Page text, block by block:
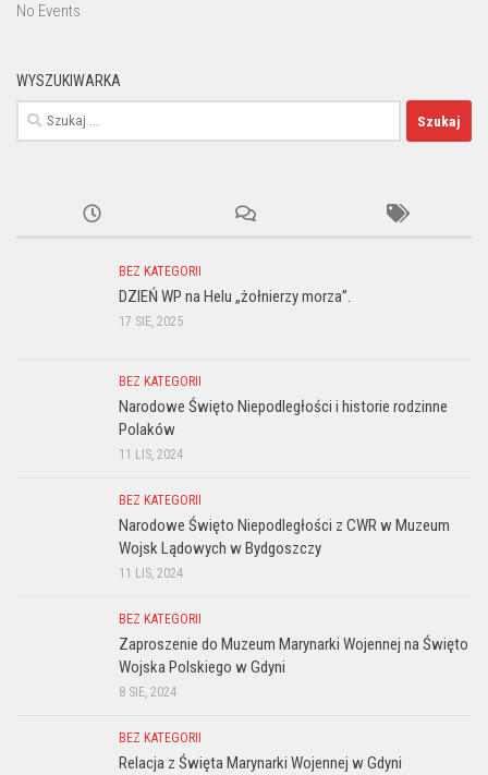
No Events
WYSZUKIWARKA
Szukaj:
BEZ KATEGORII
DZIEŃ WP na Helu „żołnierzy morza”.
17 SIE, 2025
BEZ KATEGORII
Narodowe Święto Niepodległości i historie rodzinne
Polaków
11 LIS, 2024
BEZ KATEGORII
Narodowe Święto Niepodległości z CWR w Muzeum
Wojsk Lądowych w Bydgoszczy
11 LIS, 2024
BEZ KATEGORII
Zaproszenie do Muzeum Marynarki Wojennej na Święto
Wojska Polskiego w Gdyni
8 SIE, 2024
BEZ KATEGORII
Relacja z Święta Marynarki Wojennej w Gdyni